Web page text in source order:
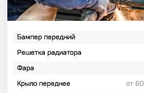
Бампер передний
Решетка радиатора
Фара
Крыло переднее
от